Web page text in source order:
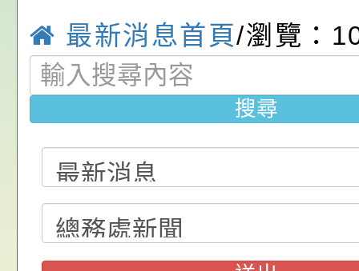
關（構）、學校、民
名參加，請查照
亦可利用
家8月課程資訊」、
電影營」、「祖孫樂
「愛『原原』不絕-
樂會」、「邁向下一
列講座及成長團體」
轉知內政部函以，有
員會函釋公務員留職
赴陸應申請許可一案
中興國民小學115學
期第1次第7-9招代課
甄選公告
本校「115學年度國
校課程計畫」核定一
轉知教育部國民及學
辦理「115年度教育
前教育署辦理性別平
公告:桃園市政府腸
施問答集
轉知:桃園市交通局
最新消息首頁/瀏覽：
搜尋